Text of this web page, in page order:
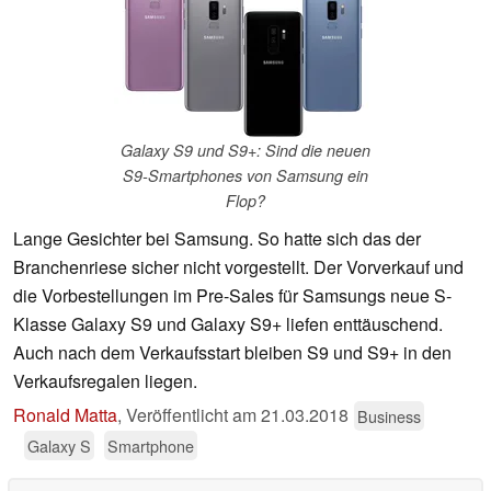
Galaxy S9 und S9+: Sind die neuen
S9-Smartphones von Samsung ein
Flop?
Lange Gesichter bei Samsung. So hatte sich das der
Branchenriese sicher nicht vorgestellt. Der Vorverkauf und
die Vorbestellungen im Pre-Sales für Samsungs neue S-
Klasse Galaxy S9 und Galaxy S9+ liefen enttäuschend.
Auch nach dem Verkaufsstart bleiben S9 und S9+ in den
Verkaufsregalen liegen.
Ronald Matta, Veröffentlicht am21.03.2018 Business
Galaxy S
Smartphone